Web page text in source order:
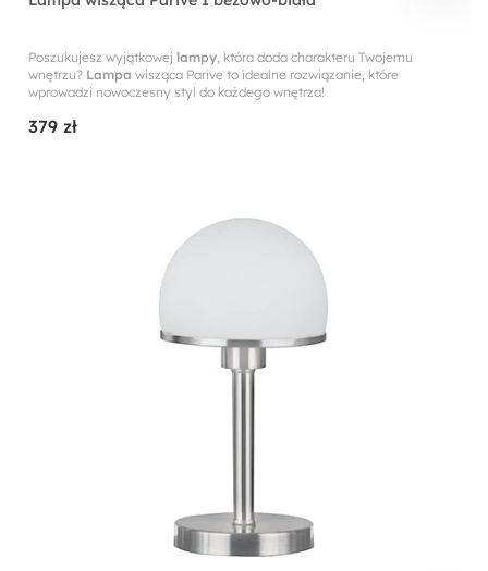
Poszukujesz wyjątkowej lampy, która doda charakteru Twojemu
wnętrzu? Lampa wisząca Parive to idealne rozwiązanie, które
wprowadzi nowoczesny styl do każdego wnętrza!
379 zł